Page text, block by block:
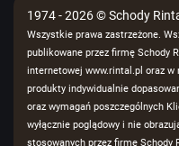
1974 - 2026 © Schody
Wszystkie prawa zastrzeżone.
publikowane przez firmę Schody
internetowej www.rintal.pl oraz w
produkty indywidualnie
oraz wymagań poszczególnych
wyłącznie poglądowy i nie
stosowanych przez firmę Schody